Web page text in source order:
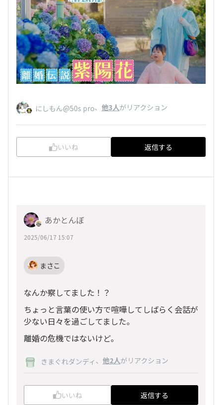
にしもん@50s pro、 他3人がリアクション
いいね 返信する
あかとんぼ
2025/06/17 15:07
まさこ
なんか察してました！？
ちょっと言葉の使い方で喧嘩してしばらく会話が
少ない日々を過ごしてました。
離婚の危機ではないけど。
きまぐれダンディ 、 他2人がリアクション
いいね 返信する